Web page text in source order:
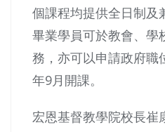
個課程均提供全日制及
畢業學員可於教會、學
務，亦可以申請政府職
年9月開課。
宏恩基督教學院校長崔